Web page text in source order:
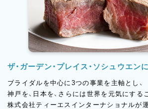
ザ・ガーデン・プレイス・ソシュウエン
ブライダルを中心に3つの事業を主軸とし、
神戸を、日本を、さらには世界を元気にする
株式会社ティーエスインターナショナルが